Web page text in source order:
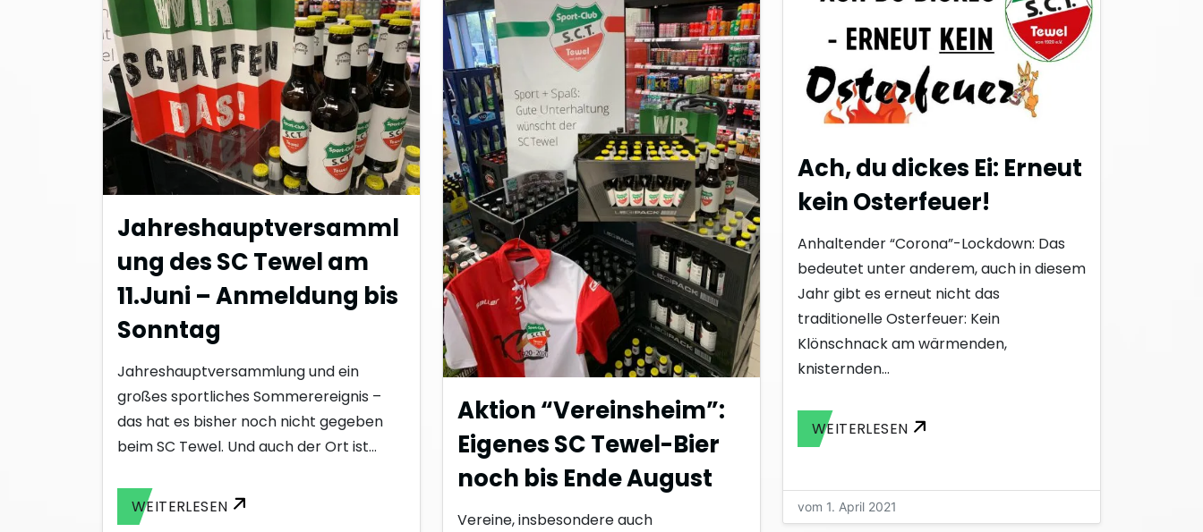
Jahreshauptversamml
ung des SC Tewel am
11.Juni – Anmeldung bis
Sonntag
Jahreshauptversammlung und ein
großes sportliches Sommerereignis –
das hat es bisher noch nicht gegeben
beim SC Tewel. Und auch der Ort ist…
WEITERLESEN
Aktion “Vereinsheim”:
Eigenes SC Tewel-Bier
noch bis Ende August
Vereine, insbesondere auch
Ach, du dickes Ei: Erneut
kein Osterfeuer!
Anhaltender “Corona”-Lockdown: Das
bedeutet unter anderem, auch in diesem
Jahr gibt es erneut nicht das
traditionelle Osterfeuer: Kein
Klönschnack am wärmenden,
knisternden…
WEITERLESEN
vom 1. April 2021